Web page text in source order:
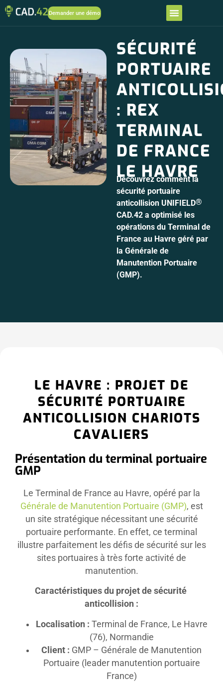
Demander une démo
SÉCURITÉ
PORTUAIRE
: REX
TERMINAL
DE FRANCE
LE HAVRE
Découvrez comment la
sécurité portuaire
anticollision UNIFIELD®
CAD.42 a optimisé les
opérations du Terminal de
France au Havre géré par
la Générale de
Manutention Portuaire
(GMP).
LE HAVRE : PROJET DE
SÉCURITÉ PORTUAIRE
ANTICOLLISION CHARIOTS
CAVALIERS
Présentation du terminal portuaire
GMP
Le Terminal de France au Havre, opéré par la
Générale de Manutention Portuaire (GMP), est
un site stratégique nécessitant une sécurité
portuaire performante. En effet, ce terminal
illustre parfaitement les défis de sécurité sur les
sites portuaires à très forte activité de
manutention.
Caractéristiques du projet de sécurité
anticollision :
Localisation : Terminal de France, Le Havre
(76), Normandie
Client : GMP – Générale de Manutention
Portuaire (leader manutention portuaire
France)